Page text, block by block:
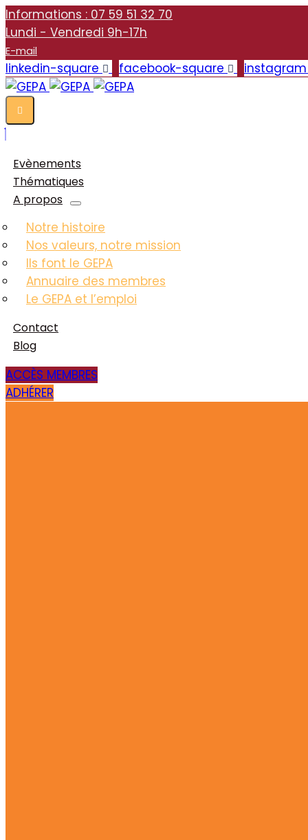
Informations : 07 59 51 32 70
Lundi - Vendredi 9h-17h
E-mail
linkedin-square facebook-square instagram
Evènements
Thématiques
A propos
Notre histoire
Nos valeurs, notre mission
Ils font le GEPA
Annuaire des membres
Le GEPA et l’emploi
Contact
Blog
ACCÈS MEMBRES
ADHÉRER